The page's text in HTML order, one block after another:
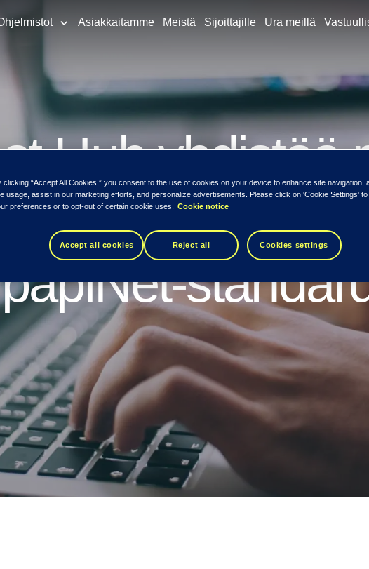
Asiakkaitamme Meistä Sijoittajille Ura meillä
Hub yhdistää
clicking “Accept All Cookies,” you consent to the use of cookies on your device to enhance site navigation,
usage, assist in our marketing efforts, and personalize advertisements. Please click on 'Cookie Settings' to
preferences or to opt-out of certain cookie uses.
Cookie notice
Accept all cookies Reject all Cookies settings